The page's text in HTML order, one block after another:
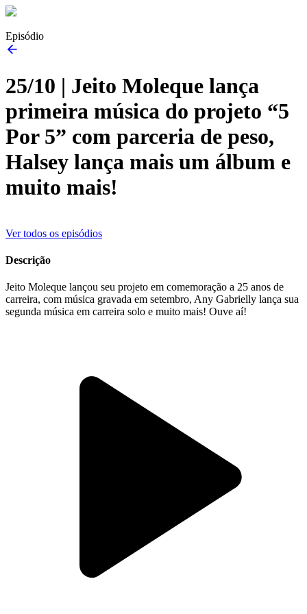
Episódio
25/10 | Jeito Moleque lança
primeira música do projeto “5
Por 5” com parceria de peso,
Halsey lança mais um álbum e
muito mais!
Ver todos os episódios
Descrição
Jeito Moleque lançou seu projeto em comemoração a 25 anos de
carreira, com música gravada em setembro, Any Gabrielly lança sua
segunda música em carreira solo e muito mais! Ouve aí!